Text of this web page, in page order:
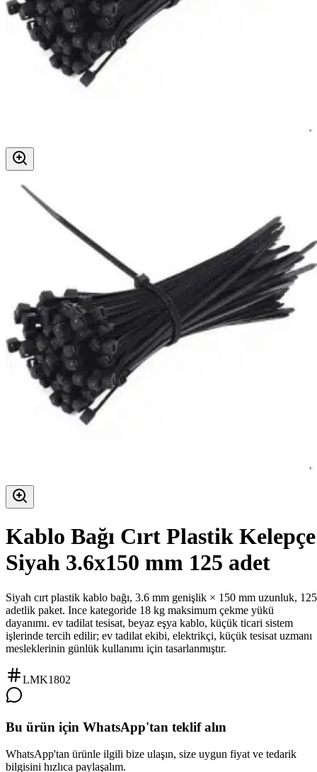
Kablo Bağı Cırt Plastik Kelepçe
Siyah 3.6x150 mm 125 adet
Siyah cırt plastik kablo bağı, 3.6 mm genişlik × 150 mm uzunluk, 125
adetlik paket. Ince kategoride 18 kg maksimum çekme yükü
dayanımı. ev tadilat tesisat, beyaz eşya kablo, küçük ticari sistem
işlerinde tercih edilir; ev tadilat ekibi, elektrikçi, küçük tesisat uzmanı
mesleklerinin günlük kullanımı için tasarlanmıştır.
LMK1802
Bu ürün için WhatsApp'tan teklif alın
WhatsApp'tan ürünle ilgili bize ulaşın, size uygun fiyat ve tedarik
bilgisini hızlıca paylaşalım.